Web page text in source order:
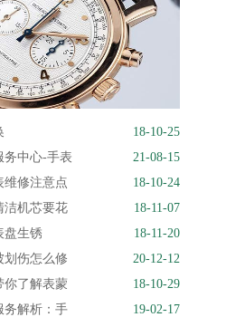
18-10-25
务中心-手表
21-08-15
维修注意点
18-10-24
洁机芯要花
18-11-07
盘生锈
18-11-20
划伤怎么修
20-12-12
你了解表蒙
18-10-29
务解析：手
19-02-17